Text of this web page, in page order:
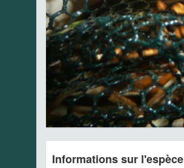
Informations sur l'espèce